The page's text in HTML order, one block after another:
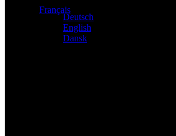
Français
Deutsch
English
Dansk